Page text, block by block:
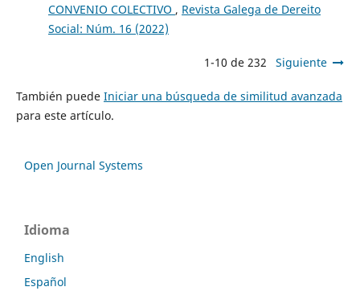
CONVENIO COLECTIVO , Revista Galega de Dereito
Social: Núm. 16 (2022)
1-10 de 232 Siguiente
También puede Iniciar una búsqueda de similitud avanzada
para este artículo.
Open Journal Systems
Idioma
English
Español